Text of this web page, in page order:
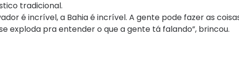
tradicional.
é incrível, a Bahia é incrível. A gente pode fazer as
exploda pra entender o que a gente tá falando”, brincou.